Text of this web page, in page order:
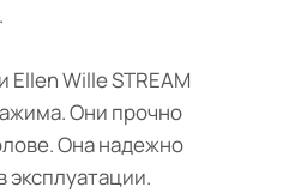
Wille STREAM
Они прочно
Она надежно
эксплуатации.